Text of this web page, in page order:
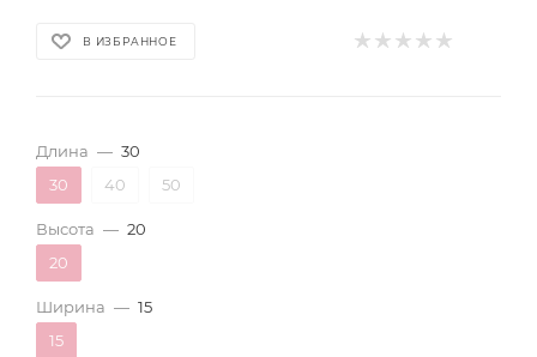
В ИЗБРАННОЕ
Длина — 30
30
40 50
Высота — 20
20
Ширина — 15
15